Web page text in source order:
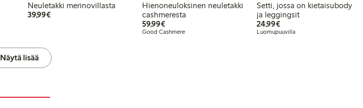
Neuletakki merinovillasta
39,99€39,99 €
Hienoneuloksinen neuletakki
cashmeresta
59,99€59,99 €
Good Cashmere
Setti, jossa on kietaisubody
ja leggingsit
24,99€24,99 €
Luomupuuvilla
Näytä lisää